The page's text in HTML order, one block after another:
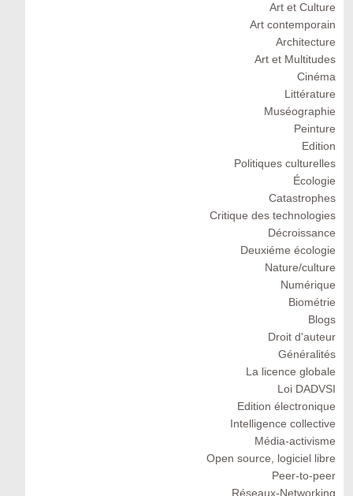
Art et Culture
Art contemporain
Architecture
Art et Multitudes
Cinéma
Littérature
Muséographie
Peinture
Edition
Politiques culturelles
Écologie
Catastrophes
Critique des technologies
Décroissance
Deuxiéme écologie
Nature/culture
Numérique
Biométrie
Blogs
Droit d'auteur
Généralités
La licence globale
Loi DADVSI
Edition électronique
Intelligence collective
Média-activisme
Open source, logiciel libre
Peer-to-peer
Réseaux-Networking